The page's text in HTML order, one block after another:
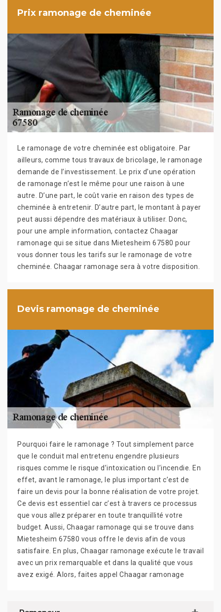
Prix ramonage de cheminée
Le ramonage de votre cheminée est obligatoire. Par
ailleurs, comme tous travaux de bricolage, le ramonage
demande de l’investissement. Le prix d’une opération
de ramonage n’est le même pour une raison à une
autre. D’une part, le coût varie en raison des types de
cheminée à entretenir. D’autre part, le montant à payer
peut aussi dépendre des matériaux à utiliser. Donc,
pour une ample information, contactez Chaagar
ramonage qui se situe dans Mietesheim 67580 pour
vous donner tous les tarifs sur le ramonage de votre
cheminée. Chaagar ramonage sera à votre disposition.
Devis ramonage de cheminée
Pourquoi faire le ramonage ? Tout simplement parce
que le conduit mal entretenu engendre plusieurs
risques comme le risque d’intoxication ou l’incendie. En
effet, avant le ramonage, le plus important c’est de
faire un devis pour la bonne réalisation de votre projet.
Ce devis est essentiel car c’est à travers ce processus
que vous allez préparer en toute tranquillité votre
budget. Aussi, Chaagar ramonage qui se trouve dans
Mietesheim 67580 vous offre le devis afin de vous
satisfaire. En plus, Chaagar ramonage exécute le travail
avec un prix remarquable et dans la qualité que vous
avez exigé. Alors, faites appel Chaagar ramonage